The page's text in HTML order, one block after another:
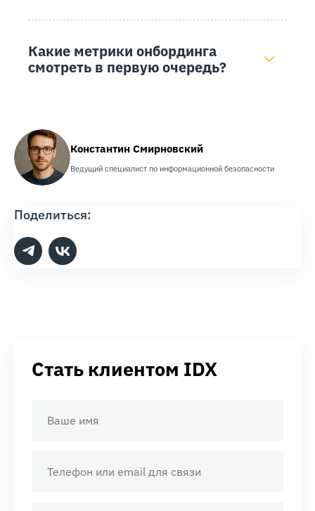
Какие метрики онбординга
смотреть в первую очередь?
Константин Смирновский
Ведущий специалист по информационной безопасности
Поделиться:
Стать клиентом IDX